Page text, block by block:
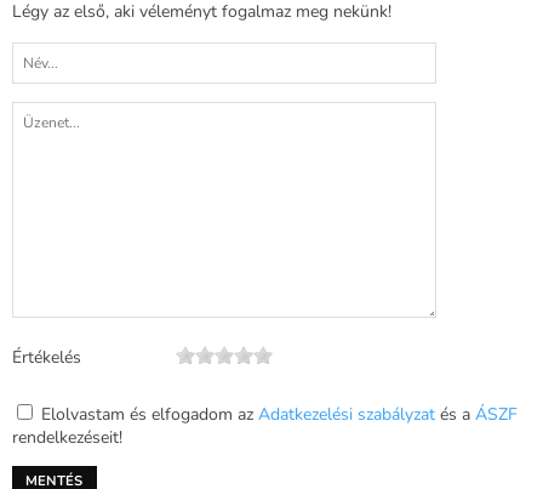
Légy az első, aki véleményt fogalmaz meg nekünk!
Értékelés
Elolvastam és elfogadom az Adatkezelési szabályzat és a ÁSZF
rendelkezéseit!